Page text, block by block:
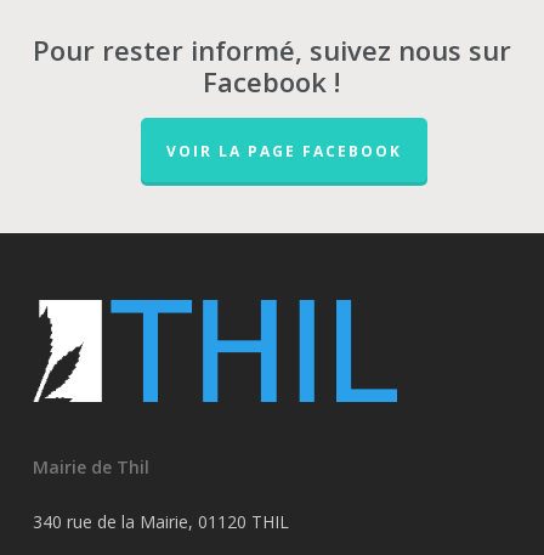
Pour rester informé, suivez nous sur
Facebook !
VOIR LA PAGE FACEBOOK
Mairie de Thil
340 rue de la Mairie, 01120 THIL